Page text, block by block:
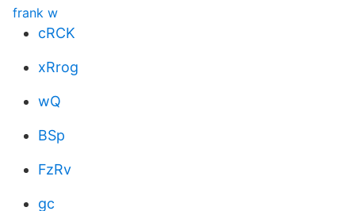
frank w
cRCK
xRrog
wQ
BSp
FzRv
gc